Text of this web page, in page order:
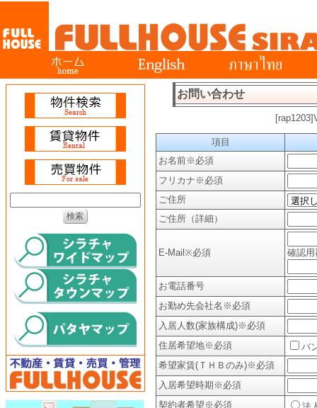
お問い合わせ
項目
お名前※必須
フリカナ ※必須
ご住所
ご住所（詳細）
E-Mail ※必須 確認用
お電話番号
お勤め先会社名 ※必須
入居人数(家族構成)※必須
住居希望地※必須
バ
希望家賃(ＴＨＢのみ)※必須
入居希望時期 ※必須
契約者希望 ※必須